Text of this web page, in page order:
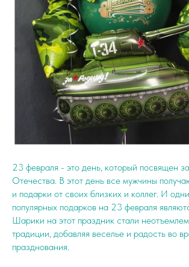
23 февраля - это день, который посвящен
Отечества. В этот день все мужчины
и подарки от своих близких и коллег. И
популярных подарков на 23 февраля
Шарики на этот праздник стали
традиции, добавляя веселье и радость во
празднования.